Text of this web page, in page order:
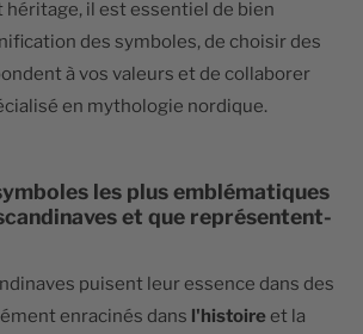
héritage, il est essentiel de bien
des symboles, de choisir des
à vos valeurs et de collaborer
en mythologie nordique.
les plus emblématiques
et que représentent-
puisent leur essence dans des
enracinés dans l'histoire et la